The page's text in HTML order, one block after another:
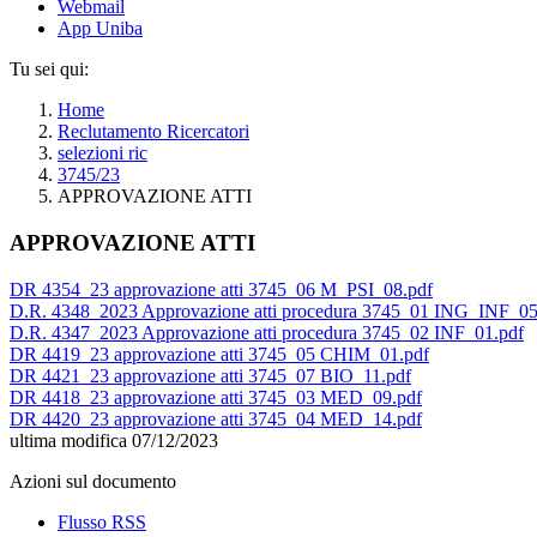
Webmail
App Uniba
Tu sei qui:
Home
Reclutamento Ricercatori
selezioni ric
3745/23
APPROVAZIONE ATTI
APPROVAZIONE ATTI
DR 4354_23 approvazione atti 3745_06 M_PSI_08.pdf
D.R. 4348_2023 Approvazione atti procedura 3745_01
D.R. 4347_2023 Approvazione atti procedura 3745_02 INF_01.pdf
DR 4419_23 approvazione atti 3745_05 CHIM_01.pdf
DR 4421_23 approvazione atti 3745_07 BIO_11.pdf
DR 4418_23 approvazione atti 3745_03 MED_09.pdf
DR 4420_23 approvazione atti 3745_04 MED_14.pdf
ultima modifica 07/12/2023
Azioni sul documento
Flusso RSS